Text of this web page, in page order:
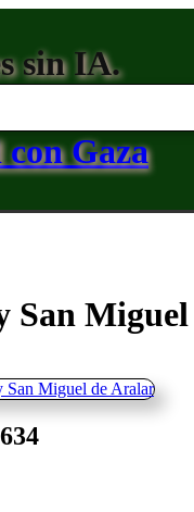
sin IA.
San